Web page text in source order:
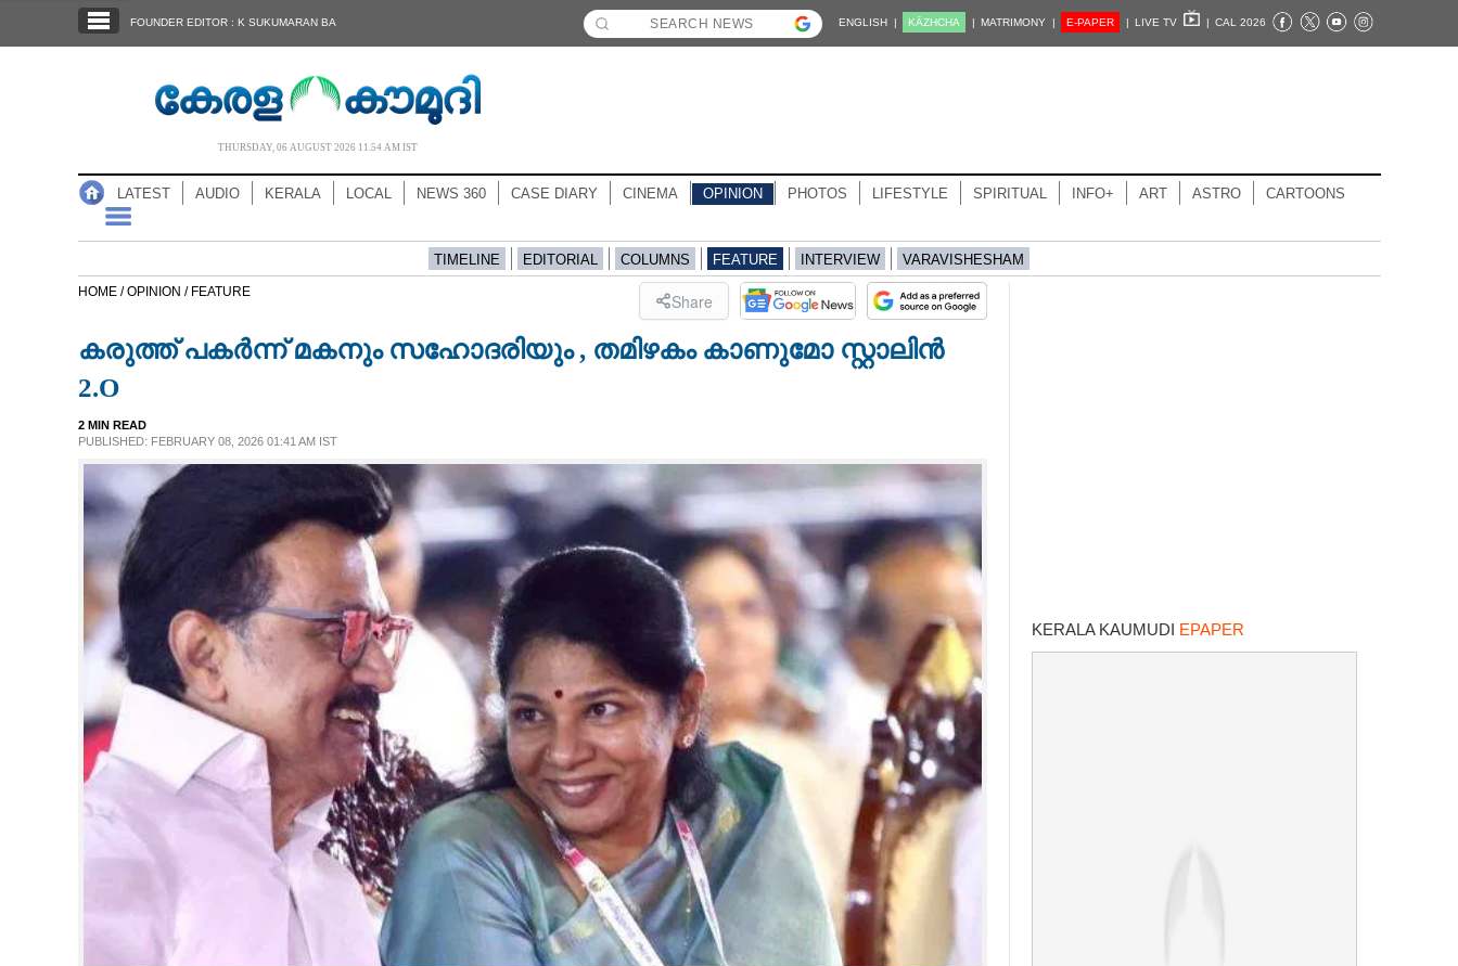
NOTIFIED NEWS
NEWS 360
CASE DIARY
SPIRITUAL
FOUNDER EDITOR : K SUKUMARAN BA ENGLISH | KĀZHCHA | MATRIMONY | E-PAPER | LIVE TV | CAL 2026
THURSDAY, 06 AUGUST 2026 11.54 AM IST
LATEST AUDIO KERALA LOCAL NEWS 360 CASE DIARY CINEMA OPINION PHOTOS LIFESTYLE SPIRITUAL INFO+ ART ASTRO CARTOONS
TIMELINE EDITORIAL COLUMNS FEATURE INTERVIEW VARAVISHESHAM
HOME /OPINION / FEATURE Share
കരുത്ത് പകർന്ന് മകനും സഹോദരിയും ,​ തമിഴകം കാണുമോ സ്റ്റാലിൻ
2.O
2 MIN READ
PUBLISHED: FEBRUARY 08, 2026 01:41 AM IST
KERALA KAUMUDI EPAPER